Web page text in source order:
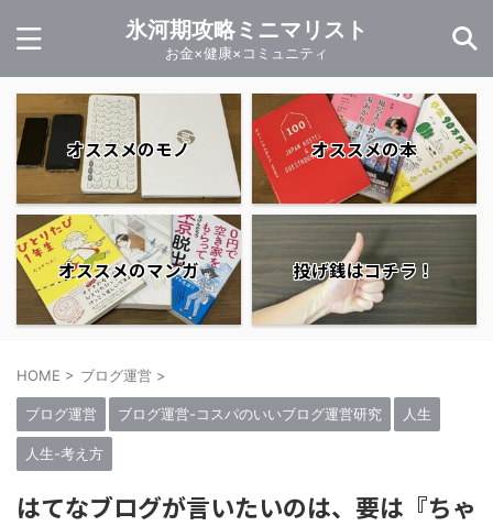
氷河期攻略ミニマリスト
お金×健康×コミュニティ
オススメのモノ オススメの本
オススメのマンガ 投げ銭はコチラ！
HOME > ブログ運営 >
ブログ運営 ブログ運営-コスパのいいブログ運営研究 人生
人生-考え方
はてなブログが言いたいのは、要は『ちゃ